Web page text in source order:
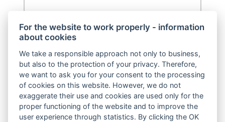
Titul za
Email
Telefon(pro případ nutnosti)
For the website to work properly - information
about cookies
We take a responsible approach not only to business,
but also to the protection of your privacy. Therefore,
we want to ask you for your consent to the processing
of cookies on this website. However, we do not
exaggerate their use and cookies are used only for the
proper functioning of the website and to improve the
user experience through statistics. By clicking the OK